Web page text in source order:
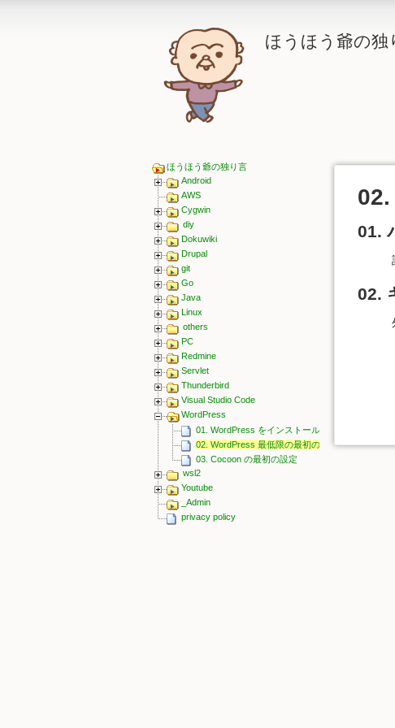
ほうほう爺の独
ほうほう爺の独り言
Android
AWS
Cygwin
diy
Dokuwiki
Drupal
git
Go
Java
Linux
others
PC
Redmine
Servlet
Thunderbird
Visual Studio Code
WordPress
01. WordPress をインストール
02. WordPress 最低限の最初の設定
03. Cocoon の最初の設定
wsl2
Youtube
_Admin
privacy policy
01.
設定
02.
外観